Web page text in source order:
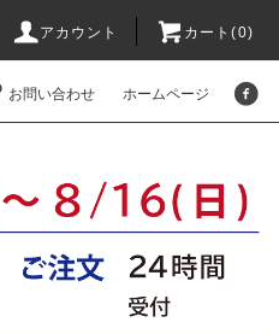
アカウント カート(0)
お問い合わせ ホームページ